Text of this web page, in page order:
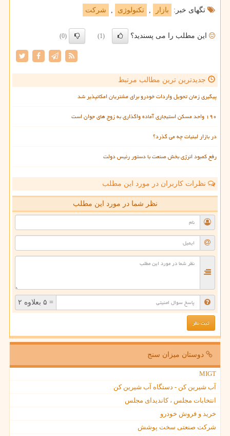
تگهای خبر: بازار , تكنولوژی , شركت
این مطلب را می پسندید؟ (1)
(0)
جدیدترین ترین مطالب مرتبط
پیگیری زمان تحویل واردات خودرو برای مشتریان امکانپذیر شد
۱۹۰ واحد مسکن استیجاری آماده واگذاری به زوج های جوان است
در بازار لبنیات چه می گذرد؟
رفع کمبود انرژی بخش صنعت با دستور رئیس دولت
نظرات کاربران در مورد این مطلب
نظر شما در مورد این مطلب
= ۵ بعلاوه ۲
دوستان میزان سنج
MIGT
آب شیرین کن - دستگاه آب شیرین کن
انتخابات مجلس ، کاندیدای مجلس
خرید و فروش خودرو
شرکت صنعتی سخت پوشش